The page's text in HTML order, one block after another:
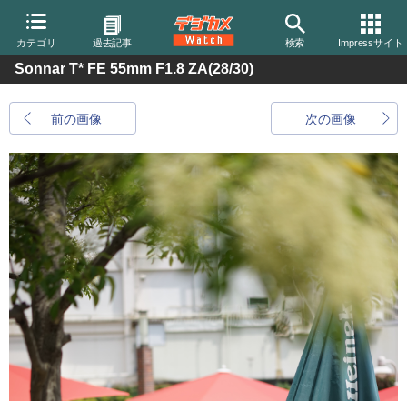
カテゴリ 過去記事 検索 Impressサイト
Sonnar T* FE 55mm F1.8 ZA(28/30)
前の画像 次の画像